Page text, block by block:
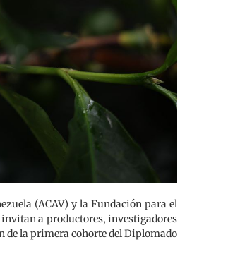
(ACAV) y la Fundación para el
invitan a productores, investigadores
de la primera cohorte del Diplomado